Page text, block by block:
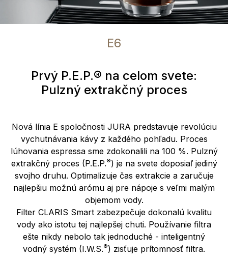
E6
Prvý P.E.P.® na celom svete:
Pulzný extrakčný proces
Nová línia E spoločnosti JURA predstavuje revolúciu
vychutnávania kávy z každého pohľadu. Proces
lúhovania espressa sme zdokonalili na 100 %. Pulzný
extrakčný proces (P.E.P.®) je na svete doposiaľ jediný
svojho druhu. Optimalizuje čas extrakcie a zaručuje
najlepšiu možnú arómu aj pre nápoje s veľmi malým
objemom vody.
Filter CLARIS Smart zabezpečuje dokonalú kvalitu
vody ako istotu tej najlepšej chuti. Používanie filtra
ešte nikdy nebolo tak jednoduché - inteligentný
vodný systém (I.W.S.®) zisťuje prítomnosť filtra.